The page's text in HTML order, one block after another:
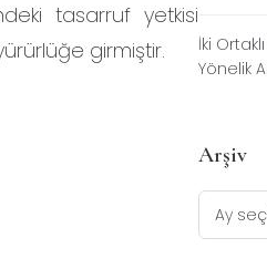
tasarruf yetkisi
girmiştir.
İki
Yönelik
Arşiv